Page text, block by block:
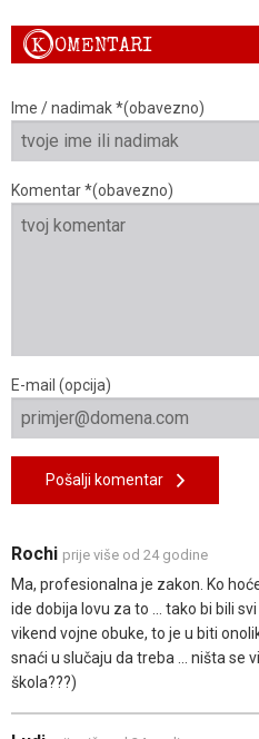
KOMENTARI
Ime / nadimak *(obavezno)
Komentar *(obavezno)
E-mail (opcija)
Pošalji komentar
Rochi prije više od 24 godine
Ma, profesionalna je zakon. Ko
ide dobija lovu za to ... tako bi bili
vikend vojne obuke, to je u biti
snaći u slučaju da treba ... ništa se
škola???)